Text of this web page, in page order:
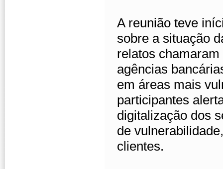
A reunião teve
sobre a situação
relatos
agências
em áreas mais
participantes
digitalização dos
de
clientes.